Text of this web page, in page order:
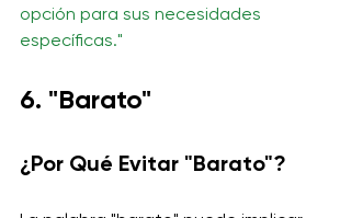
opción para sus necesidades
específicas."
6. "Barato"
¿Por Qué Evitar "Barato"?